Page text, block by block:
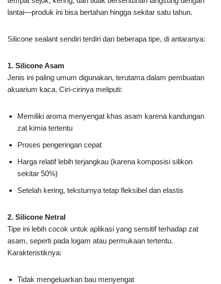
lantai—produk ini bisa bertahan hingga sekitar satu tahun.
Silicone sealant sendiri terdiri dari beberapa tipe, di antaranya:
1. Silicone Asam
Jenis ini paling umum digunakan, terutama dalam pembuatan
akuarium kaca. Ciri-cirinya meliputi:
Memiliki aroma menyengat khas asam karena kandungan
zat kimia tertentu
Proses pengeringan cepat
Harga relatif lebih terjangkau (karena komposisi silikon
sekitar 50%)
Setelah kering, teksturnya tetap fleksibel dan elastis
2. Silicone Netral
Tipe ini lebih cocok untuk aplikasi yang sensitif terhadap zat
asam, seperti pada logam atau permukaan tertentu.
Karakteristiknya:
Tidak mengeluarkan bau menyengat